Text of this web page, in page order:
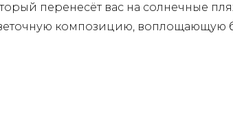
перенесёт вас на солнечные
композицию, воплощающую